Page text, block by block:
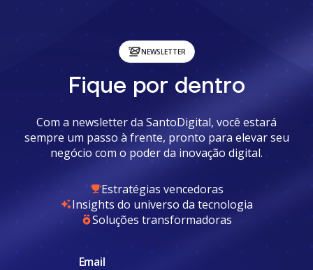
NEWSLETTER
Fique por dentro
Com a newsletter da SantoDigital, você estará
sempre um passo à frente, pronto para elevar seu
negócio com o poder da inovação digital.
Estratégias vencedoras
Insights do universo da tecnologia
Soluções transformadoras
Email